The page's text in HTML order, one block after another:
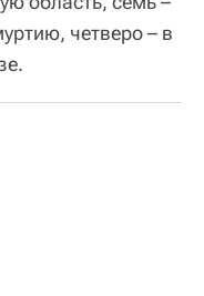
четверо – в